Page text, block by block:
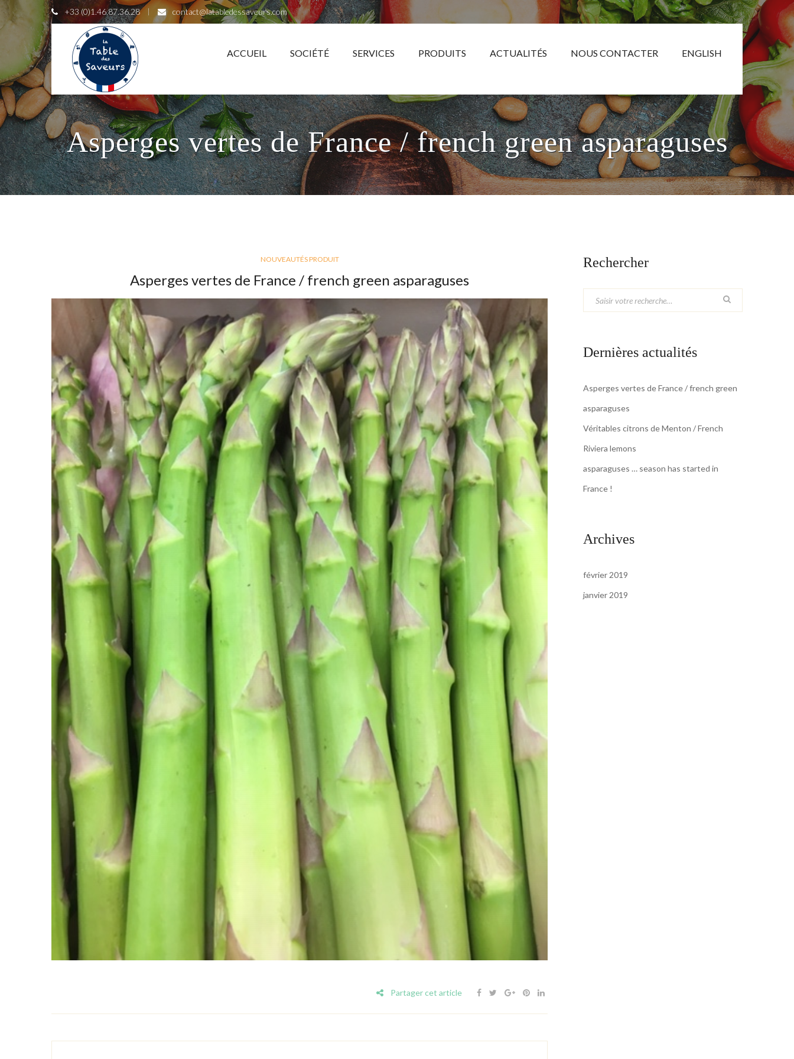
+33 (0)1.46.87.36.28 contact@latabledessaveurs.com
ACCUEIL SOCIÉTÉ SERVICES PRODUITS ACTUALITÉS NOUS CONTACTER ENGLISH
Asperges vertes de France / french green asparaguses
NOUVEAUTÉS PRODUIT
Asperges vertes de France / french green asparaguses
Partager cet article
Rechercher
Dernières actualités
Asperges vertes de France / french green
asparaguses
Véritables citrons de Menton / French
Riviera lemons
asparaguses … season has started in
France !
Archives
février 2019
janvier 2019